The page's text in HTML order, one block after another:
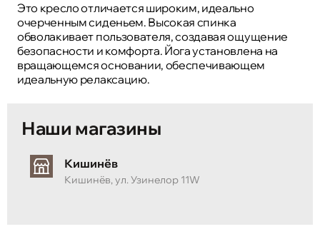
Это кресло отличается широким, идеально
очерченным сиденьем. Высокая спинка
обволакивает пользователя, создавая ощущение
безопасности и комфорта. Йога установлена ​​на
вращающемся основании, обеспечивающем
идеальную релаксацию.
Наши магазины
Кишинёв
Кишинёв, ул. Узинелор 11W